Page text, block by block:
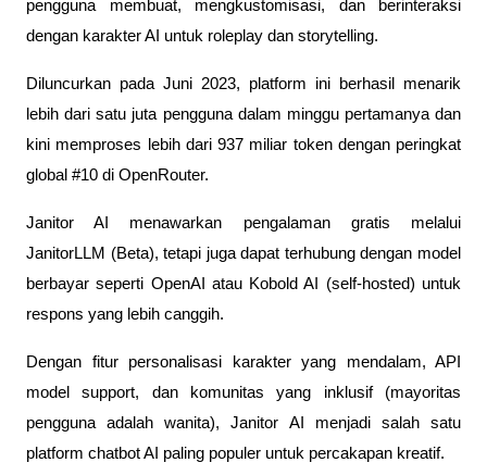
pengguna membuat, mengkustomisasi, dan berinteraksi
dengan karakter AI untuk roleplay dan storytelling.
Diluncurkan pada Juni 2023, platform ini berhasil menarik
lebih dari satu juta pengguna dalam minggu pertamanya dan
kini memproses lebih dari 937 miliar token dengan peringkat
global #10 di OpenRouter.
Janitor AI menawarkan pengalaman gratis melalui
JanitorLLM (Beta), tetapi juga dapat terhubung dengan model
berbayar seperti OpenAI atau Kobold AI (self-hosted) untuk
respons yang lebih canggih.
Dengan fitur personalisasi karakter yang mendalam, API
model support, dan komunitas yang inklusif (mayoritas
pengguna adalah wanita), Janitor AI menjadi salah satu
platform chatbot AI paling populer untuk percakapan kreatif.